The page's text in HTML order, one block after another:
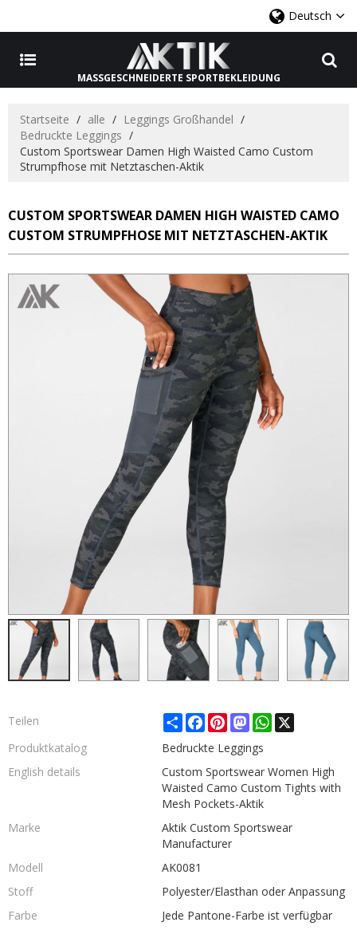
Deutsch
MASSGESCHNEIDERTE SPORTBEKLEIDUNG
Startseite / alle / Leggings Großhandel /
Bedruckte Leggings /
Custom Sportswear Damen High Waisted Camo Custom
Strumpfhose mit Netztaschen-Aktik
CUSTOM SPORTSWEAR DAMEN HIGH WAISTED CAMO
CUSTOM STRUMPFHOSE MIT NETZTASCHEN-AKTIK
Teilen ShareFacebook
PinterestMastodonWhatsApp
X
Produktkatalog
Bedruckte Leggings
English details
Custom Sportswear Women High
Waisted Camo Custom Tights with
Mesh Pockets-Aktik
Marke
Aktik Custom Sportswear
Manufacturer
Modell
AK0081
Stoff
Polyester/Elasthan oder Anpassung
Farbe
Jede Pantone-Farbe ist verfügbar